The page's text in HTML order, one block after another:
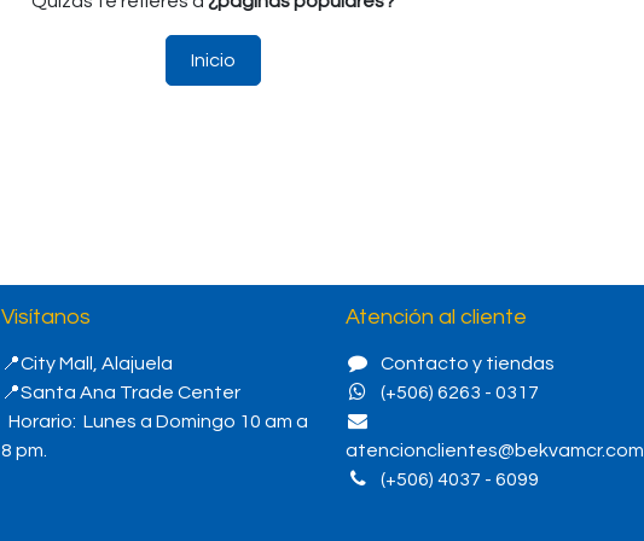
Inicio
Visítanos
📍City Mall, Alajuela
📍Santa Ana Trade Center
Horario: Lunes a Domingo 10 am a
8 pm.
Atención al cliente ​
Contacto y tiendas
(+506) 6263 - 0317
atencionclientes@bekvamcr.com
(+506) 4037 - 6099